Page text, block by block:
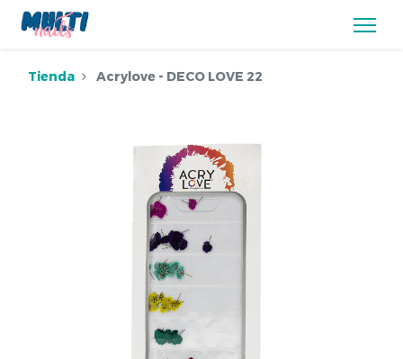
Tienda Acrylove - DECO LOVE 22